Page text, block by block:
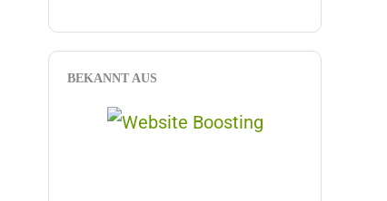
BEKANNT AUS